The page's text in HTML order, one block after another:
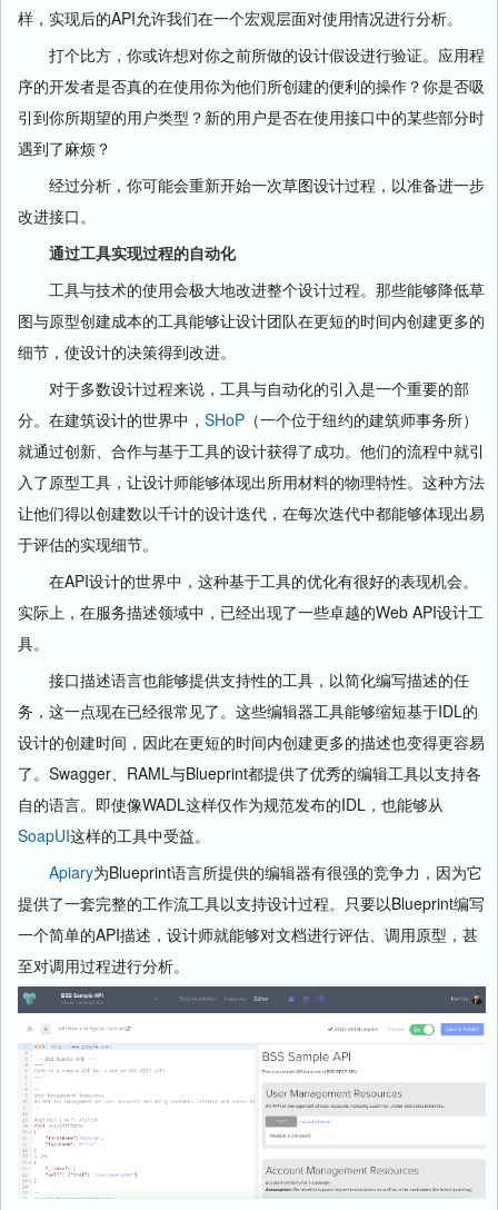
样，实现后的API允许我们在一个宏观层面对使用情况进行分析。
打个比方，你或许想对你之前所做的设计假设进行验证。应用程
序的开发者是否真的在使用你为他们所创建的便利的操作？你是否吸
引到你所期望的用户类型？新的用户是否在使用接口中的某些部分时
遇到了麻烦？
经过分析，你可能会重新开始一次草图设计过程，以准备进一步
改进接口。
通过工具实现过程的自动化
工具与技术的使用会极大地改进整个设计过程。那些能够降低草
图与原型创建成本的工具能够让设计团队在更短的时间内创建更多的
细节，使设计的决策得到改进。
对于多数设计过程来说，工具与自动化的引入是一个重要的部
分。在建筑设计的世界中， SHoP （一个位于纽约的建筑师事务所）
就通过创新、合作与基于工具的设计获得了成功。他们的流程中就引
入了原型工具，让设计师能够体现出所用材料的物理特性。这种方法
让他们得以创建数以千计的设计迭代，在每次迭代中都能够体现出易
于评估的实现细节。
在API设计的世界中，这种基于工具的优化有很好的表现机会。
实际上，在服务描述领域中，已经出现了一些卓越的Web API设计工
具。
接口描述语言也能够提供支持性的工具，以简化编写描述的任
务，这一点现在已经很常见了。这些编辑器工具能够缩短基于IDL的
设计的创建时间，因此在更短的时间内创建更多的描述也变得更容易
了。Swagger、RAML与Blueprint都提供了优秀的编辑工具以支持各
自的语言。即使像WADL这样仅作为规范发布的IDL，也能够从
SoapUI这样的工具中受益。
Apiary为Blueprint语言所提供的编辑器有很强的竞争力，因为它
提供了一套完整的工作流工具以支持设计过程。只要以Blueprint编写
一个简单的API描述，设计师就能够对文档进行评估、调用原型，甚
至对调用过程进行分析。